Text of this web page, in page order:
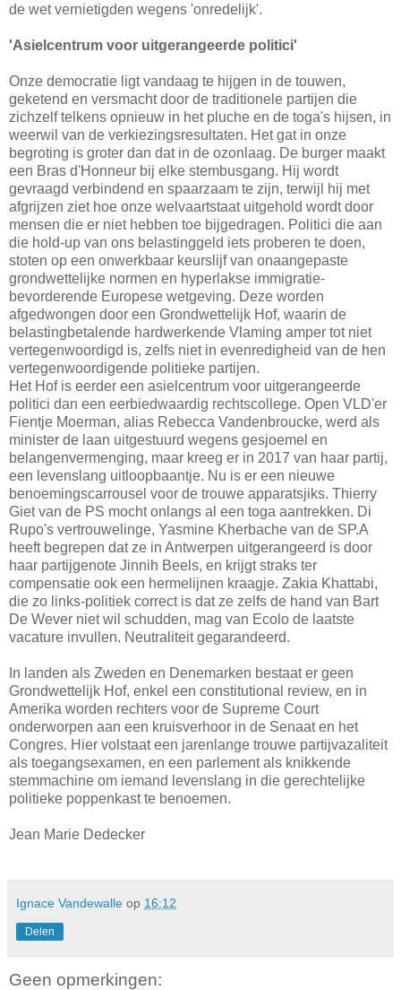
de wet vernietigden wegens 'onredelijk'.
'Asielcentrum voor uitgerangeerde politici'
Onze democratie ligt vandaag te hijgen in de touwen,
geketend en versmacht door de traditionele partijen die
zichzelf telkens opnieuw in het pluche en de toga's hijsen, in
weerwil van de verkiezingsresultaten. Het gat in onze
begroting is groter dan dat in de ozonlaag. De burger maakt
een Bras d'Honneur bij elke stembusgang. Hij wordt
gevraagd verbindend en spaarzaam te zijn, terwijl hij met
afgrijzen ziet hoe onze welvaartstaat uitgehold wordt door
mensen die er niet hebben toe bijgedragen. Politici die aan
die hold-up van ons belastinggeld iets proberen te doen,
stoten op een onwerkbaar keurslijf van onaangepaste
grondwettelijke normen en hyperlakse immigratie-
bevorderende Europese wetgeving. Deze worden
afgedwongen door een Grondwettelijk Hof, waarin de
belastingbetalende hardwerkende Vlaming amper tot niet
vertegenwoordigd is, zelfs niet in evenredigheid van de hen
vertegenwoordigende politieke partijen.
Het Hof is eerder een asielcentrum voor uitgerangeerde
politici dan een eerbiedwaardig rechtscollege. Open VLD'er
Fientje Moerman, alias Rebecca Vandenbroucke, werd als
minister de laan uitgestuurd wegens gesjoemel en
belangenvermenging, maar kreeg er in 2017 van haar partij,
een levenslang uitloopbaantje. Nu is er een nieuwe
benoemingscarrousel voor de trouwe apparatsjiks. Thierry
Giet van de PS mocht onlangs al een toga aantrekken. Di
Rupo's vertrouwelinge, Yasmine Kherbache van de SP.A
heeft begrepen dat ze in Antwerpen uitgerangeerd is door
haar partijgenote Jinnih Beels, en krijgt straks ter
compensatie ook een hermelijnen kraagje. Zakia Khattabi,
die zo links-politiek correct is dat ze zelfs de hand van Bart
De Wever niet wil schudden, mag van Ecolo de laatste
vacature invullen. Neutraliteit gegarandeerd.
In landen als Zweden en Denemarken bestaat er geen
Grondwettelijk Hof, enkel een constitutional review, en in
Amerika worden rechters voor de Supreme Court
onderworpen aan een kruisverhoor in de Senaat en het
Congres. Hier volstaat een jarenlange trouwe partijvazaliteit
als toegangsexamen, en een parlement als knikkende
stemmachine om iemand levenslang in die gerechtelijke
politieke poppenkast te benoemen.
Jean Marie Dedecker
Ignace Vandewalle op 16:12
Delen
Geen opmerkingen: